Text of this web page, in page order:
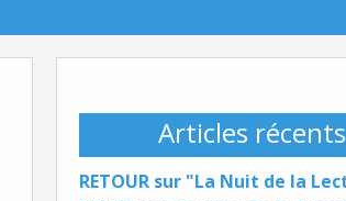
Articles récents